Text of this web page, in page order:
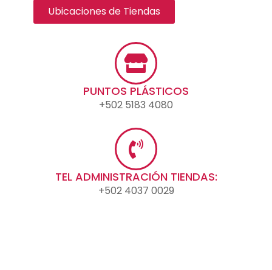
Ubicaciones de Tiendas
PUNTOS PLÁSTICOS
+502 5183 4080
TEL ADMINISTRACIÓN TIENDAS:
+502 4037 0029